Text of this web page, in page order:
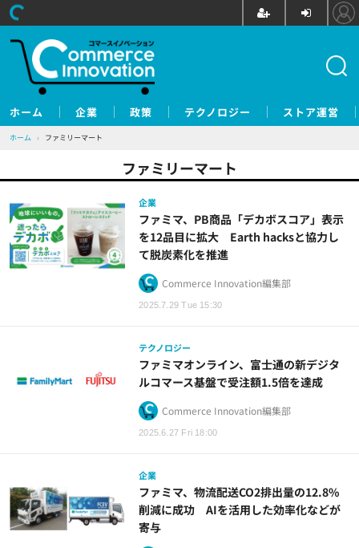
ホーム 企業 政策 テクノロジー ストア運営
ホーム › ファミリーマート
ファミリーマート
企業
2025.7.29 Tue 15:30
ファミマ、PB商品「デカボスコア」表示
を12品目に拡大 Earth hacksと協力し
て脱炭素化を推進
Commerce Innovation編集部
テクノロジー
2025.6.27 Fri 18:00
ファミマオンライン、富士通の新デジタ
ルコマース基盤で受注額1.5倍を達成
Commerce Innovation編集部
企業
ファミマ、物流配送CO2排出量の12.8%
削減に成功 AIを活用した効率化などが
寄与